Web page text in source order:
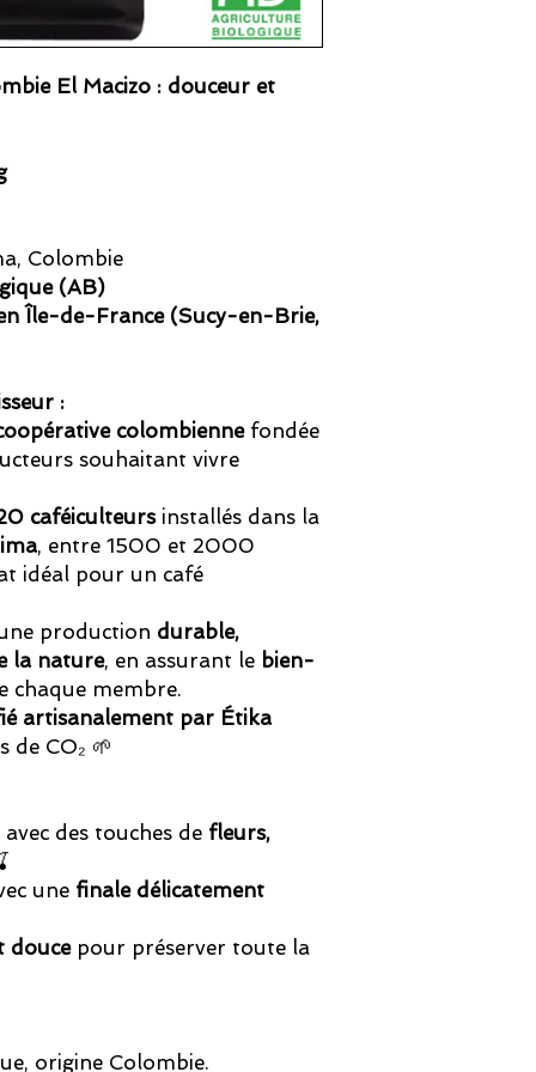
El Macizo : douceur et
Colombie
(AB)
Île-de-France (Sucy-en-Brie,
:
colombiennefondée
souhaitant vivre
caféiculteursinstallés dans la
, entre 1500 et 2000
idéal pour un café
production durable,
la nature, en assurant le bien-
chaque membre.
artisanalement par Étika
de CO₂ 🌱
des touches de fleurs,
une finale délicatement
doucepour préserver toute la
origine Colombie.